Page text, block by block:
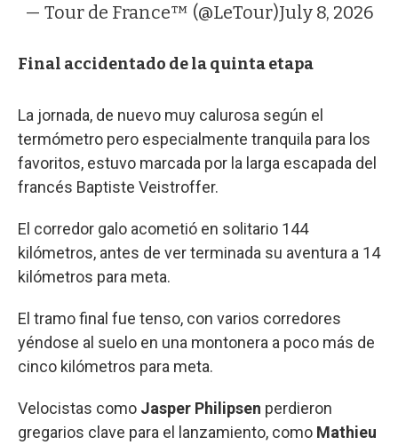
— Tour de France™ (@LeTour)July 8, 2026
Final accidentado de la quinta etapa
La jornada, de nuevo muy calurosa según el
termómetro pero especialmente tranquila para los
favoritos, estuvo marcada por la larga escapada del
francés Baptiste Veistroffer.
El corredor galo acometió en solitario 144
kilómetros, antes de ver terminada su aventura a 14
kilómetros para meta.
El tramo final fue tenso, con varios corredores
yéndose al suelo en una montonera a poco más de
cinco kilómetros para meta.
Velocistas como Jasper Philipsen perdieron
gregarios clave para el lanzamiento, como Mathieu